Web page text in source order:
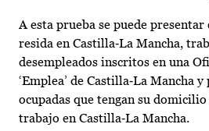
A esta prueba se puede
resida en Castilla‐La Mancha,
desempleados inscritos en una
‘Emplea’ de Castilla‐La Mancha
ocupadas que tengan su
trabajo en Castilla‐La Mancha.